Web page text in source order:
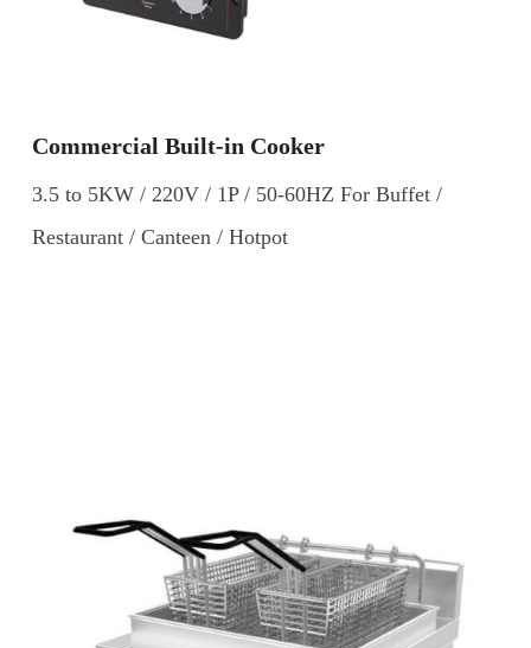
Commercial Built-in Cooker
3.5 to 5KW / 220V / 1P / 50-60HZ For Buffet /
Restaurant / Canteen / Hotpot